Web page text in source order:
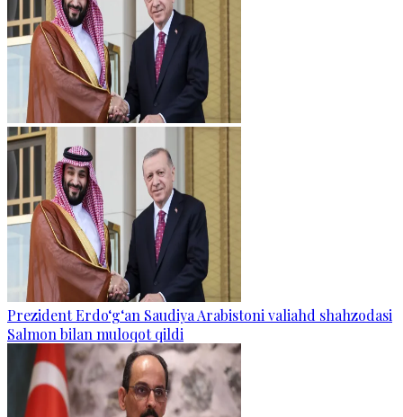
Prezident Erdo‘g‘an Saudiya Arabistoni valiahd shahzodasi
Salmon bilan muloqot qildi